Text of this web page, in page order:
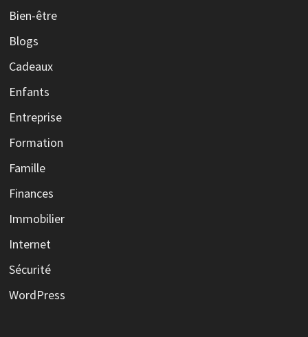
Bien-être
Blogs
Cadeaux
Enfants
Entreprise
Formation
Famille
Finances
Immobilier
Internet
Sécurité
WordPress